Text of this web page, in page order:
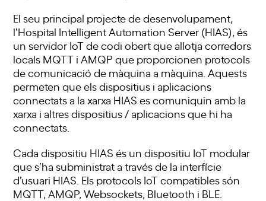
El seu principal projecte de desenvolupament,
l’Hospital Intelligent Automation Server (HIAS), és
un servidor IoT de codi obert que allotja corredors
locals MQTT i AMQP que proporcionen protocols
de comunicació de màquina a màquina. Aquests
permeten que els dispositius i aplicacions
connectats a la xarxa HIAS es comuniquin amb la
xarxa i altres dispositius / aplicacions que hi ha
connectats.
Cada dispositiu HIAS és un dispositiu IoT modular
que s’ha subministrat a través de la interfície
d’usuari HIAS. Els protocols IoT compatibles són
MQTT, AMQP, Websockets, Bluetooth i BLE.